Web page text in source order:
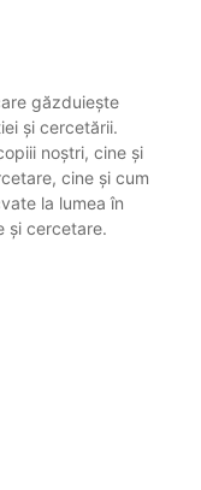
găzduiește
și cercetării.
noștri, cine și
cine și cum
la lumea în
și cercetare.